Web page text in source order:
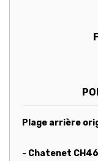
Plage arrière
- Chatenet